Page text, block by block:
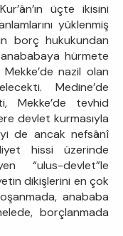
üçte ikisini
yüklenmiş
borç hukukundan
hürmete
nazil olan
Medine’de
Mekke’de tevhid
devlet kurmasıyla
de ancak nefsânî
hissi üzerinde
“ulus-devlet”le
dikişlerini en çok
anababa
borçlanmada